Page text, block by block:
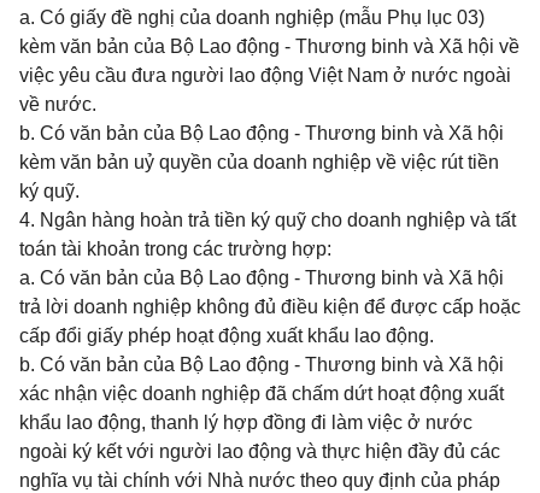
a. Có giấy đề nghị của doanh nghiệp (mẫu Phụ lục 03)
kèm văn bản của Bộ Lao động - Thương binh và Xã hội về
việc yêu cầu đưa người lao động Việt Nam ở nước ngoài
về nước.
b. Có văn bản của Bộ Lao động - Thương binh và Xã hội
kèm văn bản uỷ quyền của doanh nghiệp về việc rút tiền
ký quỹ.
4. Ngân hàng hoàn trả tiền ký quỹ cho doanh nghiệp và tất
toán tài khoản trong các trường hợp:
a. Có văn bản của Bộ Lao động - Thương binh và Xã hội
trả lời doanh nghiệp không đủ điều kiện để được cấp hoặc
cấp đổi giấy phép hoạt động xuất khẩu lao động.
b. Có văn bản của Bộ Lao động - Thương binh và Xã hội
xác nhận việc doanh nghiệp đã chấm dứt hoạt động xuất
khẩu lao động, thanh lý hợp đồng đi làm việc ở nước
ngoài ký kết với người lao động và thực hiện đầy đủ các
nghĩa vụ tài chính với Nhà nước theo quy định của pháp